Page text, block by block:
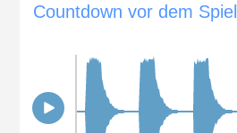
Countdown vor dem Spiel